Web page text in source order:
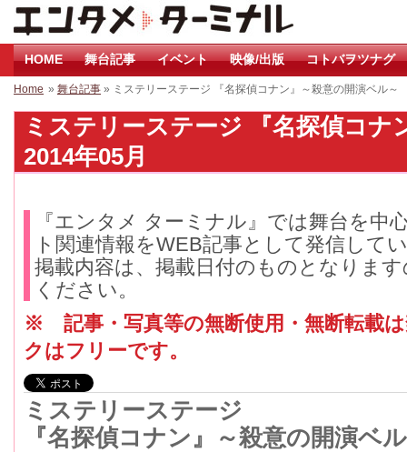
HOME 舞台記事 イベント 映像/出版 コトバヲツナグ
Home » 舞台記事 » ミステリーステージ 『名探偵コナン』～殺意の開演ベル～
ミステリーステージ 『名探偵コナ
2014年05月
『エンタメ ターミナル』では舞台を中
ト関連情報をWEB記事として発信して
掲載内容は、掲載日付のものとなりま
ください。
※ 記事・写真等の無断使用・無断転載
クはフリーです。
ミステリーステージ
『名探偵コナン』～殺意の開演ベ